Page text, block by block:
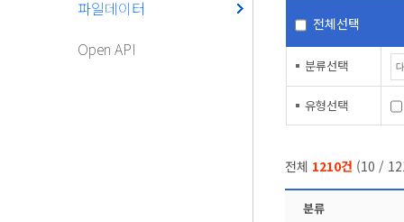
파일데이터
Open API
전체선택
분류선택
유형선택
전체 1210건 (10 /
분류